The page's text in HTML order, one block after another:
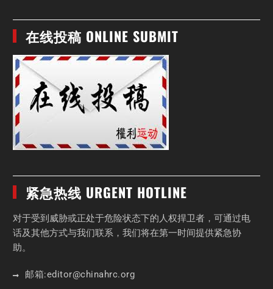
在线投稿 ONLINE SUBMIT
紧急热线 URGENT HOTLINE
对于受到威胁或正处于危险状态下的人权捍卫者，可通过电
话及其他方式与我们联系，我们将在第一时间提供紧急协
助。
邮箱:editor@chinahrc.org